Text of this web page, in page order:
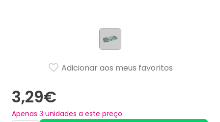
3,29€
Apenas 3 unidades a este preço
Adicionar aos meus favoritos